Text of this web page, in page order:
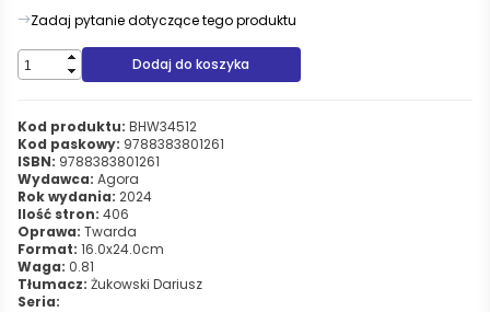
Zadaj pytanie dotyczące tego produktu
Dodaj do koszyka
Kod produktu: BHW34512
Kod paskowy: 9788383801261
ISBN: 9788383801261
Wydawca: Agora
Rok wydania: 2024
Ilość stron: 406
Oprawa: Twarda
Format: 16.0x24.0cm
Waga: 0.81
Tłumacz: Żukowski Dariusz
Seria: